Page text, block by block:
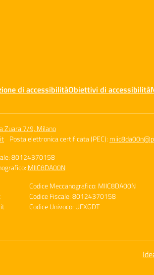
di accessibilitàObiettivi di accessibilità
Zuara 7/9, Milano
Posta elettronica certificata (PEC):
80124370158
MIIC8DA00N
Codice Meccanografico: MIIC8DA00N
Codice Fiscale: 80124370158
Codice Univoco: UFXGDT